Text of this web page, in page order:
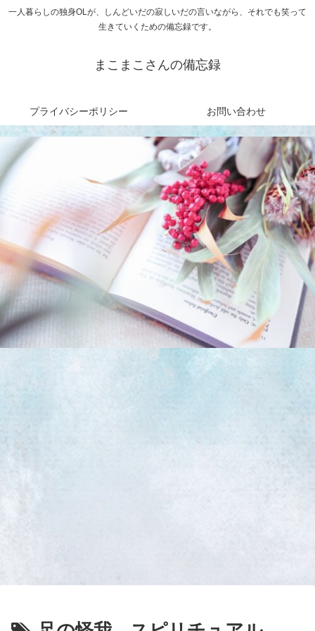
一人暮らしの独身OLが、しんどいだの寂しいだの言いながら、それでも笑って
生きていくための備忘録です。
まこまこさんの備忘録
プライバシーポリシー お問い合わせ